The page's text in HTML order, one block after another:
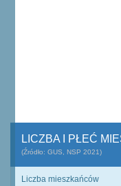
LICZBA I PŁEĆ
(Źródło: GUS, NSP 2021)
Liczba mieszkańców